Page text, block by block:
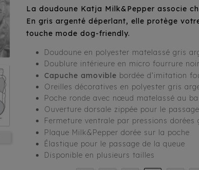
La doudoune Katja Milk&Pepper associe
En gris argenté déperlant, elle protège
touche mode dog-friendly.
Doudoune en polyester matelassé gris
Doublure intérieure en micro fourrure
Capuche amovible bordée d’imitation
Oreilles décoratives en polyester gris
Poche ronde avec nœud matelassé au
Ouverture dorsale zippée pour le
Fermeture ventrale par pressions dorées
Plaque Milk&Pepper dorée sur la poche
Élastique pour le passage de la queue
Disponible en plusieurs tailles